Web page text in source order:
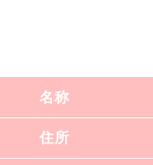
名称
住所